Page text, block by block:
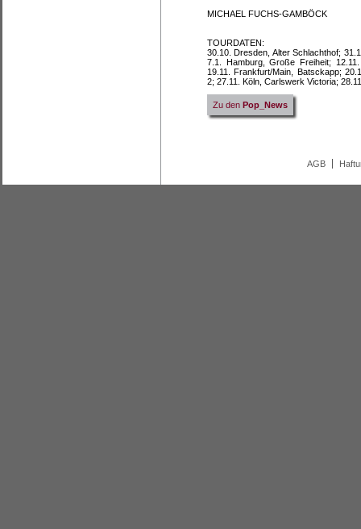
MICHAEL FUCHS-GAMBÖCK
TOURDATEN:
30.10. Dresden, Alter Schlachthof;
7.1. Hamburg, Große Freiheit;
19.11. Frankfurt/Main, Batsckapp;
2; 27.11. Köln, Carlswerk Victoria;
Zu den Pop_News
AGB